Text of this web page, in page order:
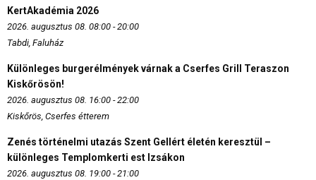
KertAkadémia 2026
2026. augusztus 08. 08:00 - 20:00
Tabdi, Faluház
Különleges burgerélmények várnak a Cserfes Grill Teraszon
Kiskőrösön!
2026. augusztus 08. 16:00 - 22:00
Kiskőrös, Cserfes étterem
Zenés történelmi utazás Szent Gellért életén keresztül –
különleges Templomkerti est Izsákon
2026. augusztus 08. 19:00 - 21:00